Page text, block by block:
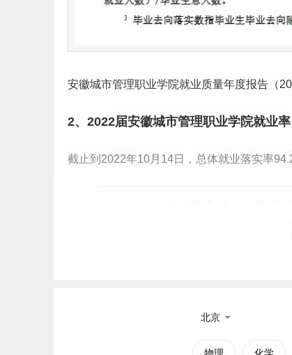
安徽城市管理职业学院就业质量年度报告（
2、2022届安徽城市管理职业学院就业率
截止到2022年10月14日，总体就业落实率
北京
物理 化学